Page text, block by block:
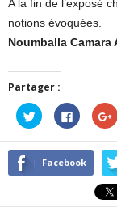
A la fin de l’exposé
notions évoquées.
Noumballa Camara
Partager :
Cliquez
pour
partager
sur
Twitter(ouvre
dans
Cliquez
pour
partager
sur
dans
nouvelle
fenêtre)
Facebook